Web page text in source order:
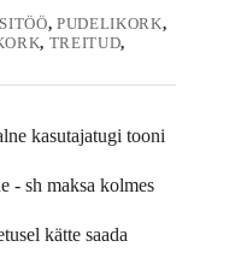
,PUDELIKORK,
, TREITUD,
kasutajatugi tooni
- sh maksa kolmes
kätte saada